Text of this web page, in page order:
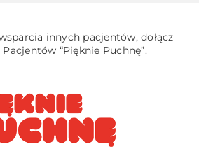
innych pacjentów, dołącz
“Pięknie Puchnę”.